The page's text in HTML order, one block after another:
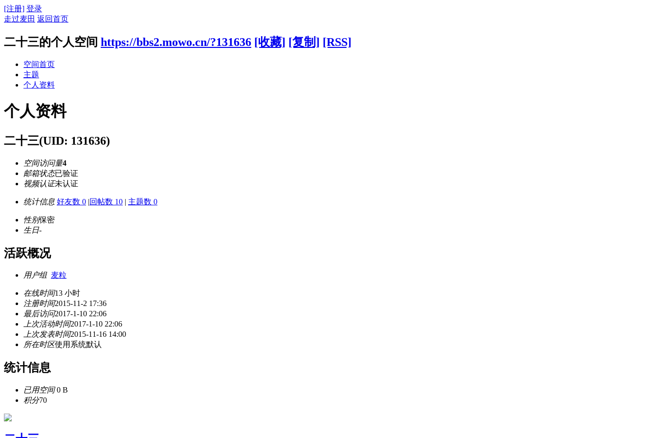
[注册] 登录
走过麦田 返回首页
二十三的个人空间 https://bbs2.mowo.cn/?131636 [收藏] [复制] [RSS]
空间首页
主题
个人资料
个人资料
二十三(UID: 131636)
空间访问量4
邮箱状态已验证
视频认证未认证
统计信息 好友数 0 |回帖数 10 | 主题数 0
性别保密
生日-
活跃概况
用户组 麦粒
在线时间13 小时
注册时间2015-11-2 17:36
最后访问2017-1-10 22:06
上次活动时间2017-1-10 22:06
上次发表时间2015-11-16 14:00
所在时区使用系统默认
统计信息
已用空间0 B
积分70